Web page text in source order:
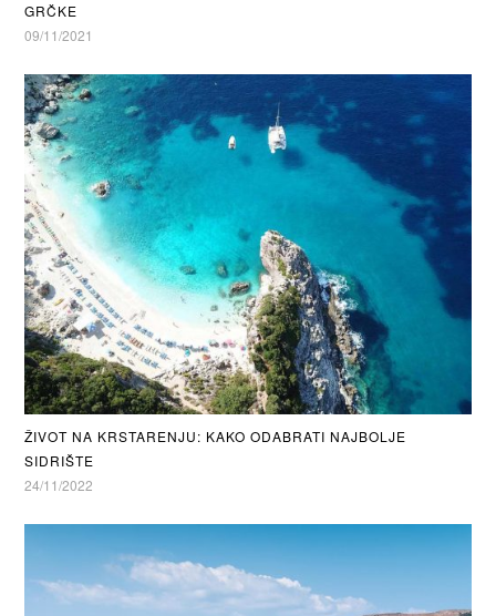
GRČKE
09/11/2021
ŽIVOT NA KRSTARENJU: KAKO ODABRATI NAJBOLJE
SIDRIŠTE
24/11/2022